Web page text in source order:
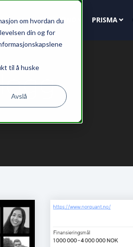
om hvordan du
din og for
til å huske
Avslå
VÅRE FOND PRISMA